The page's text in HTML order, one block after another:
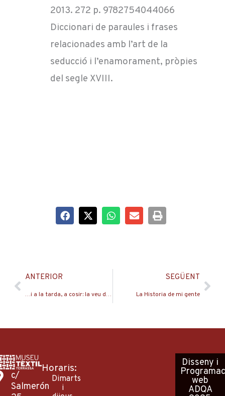
2013. 272 p. 9782754044066
Diccionari de paraules i frases
relacionades amb l’art de la
seducció i l’enamorament, pròpies
del segle XVIII.
Prev
ANTERIOR
…i a la tarda, a cosir: la veu de les àvies
SEGÜENT
La Historia de mi gente
c/
Salmerón
Horaris:
Dimarts
i
Disseny i
web
ADQA